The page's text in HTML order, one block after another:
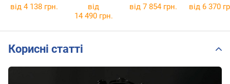
від 4 138 грн.
від
14 490 грн.
від 7 854 грн. від 6 370
Корисні статті